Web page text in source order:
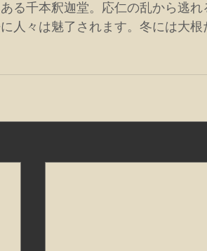
る千本釈迦堂。応仁の乱から逃
人々は魅了されます。冬には大